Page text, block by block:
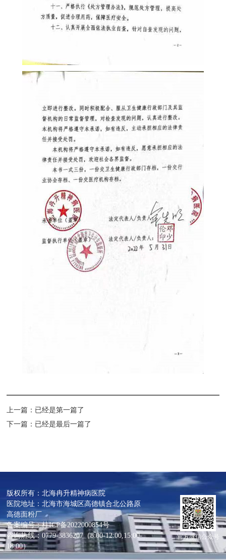
上一篇：已经是第一篇了
下一篇：已经是最后一篇了
版权所有：北海冉升精神病医院
医院地址：北海市海城区高德镇合北公路原
高德面粉厂
备案编号：桂ICP备2022000854号
咨询热线：0779-3836207（8:00-12:00,15:00-
18:00）
官方微信公众号